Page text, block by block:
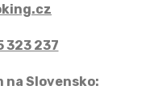
323 237
na Slovensko: